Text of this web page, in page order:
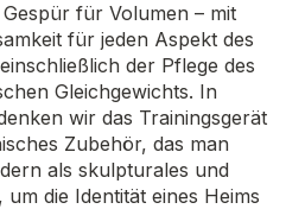
für Volumen – mit
für jeden Aspekt des
der Pflege des
Gleichgewichts. In
wir das Trainingsgerät
Zubehör, das man
als skulpturales und
die Identität eines Heims